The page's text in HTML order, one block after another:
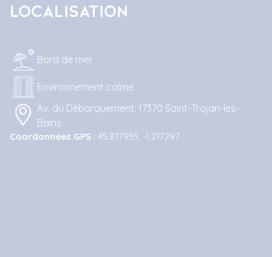
Localisation
Bord de mer
Environnement calme
Av. du Débarquement, 17370 Saint-Trojan-les-
Bains
Coordonnées GPS : 45.817955, -1.217297